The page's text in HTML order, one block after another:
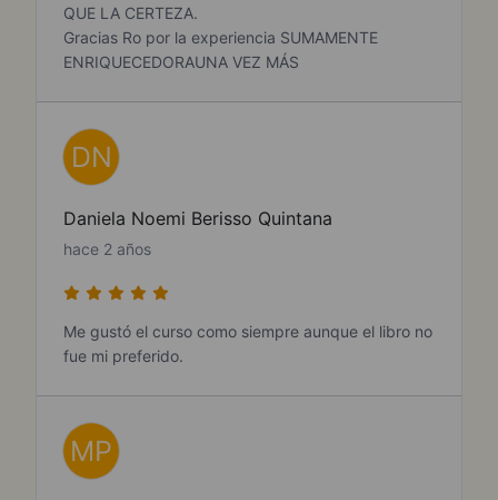
QUE LA CERTEZA.
Gracias Ro por la experiencia SUMAMENTE
ENRIQUECEDORAUNA VEZ MÁS
DN
Daniela Noemi Berisso Quintana
hace 2 años
Me gustó el curso como siempre aunque el libro no
fue mi preferido.
MP